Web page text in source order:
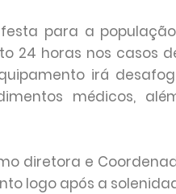
para a
24 horas nos casos
irá
médicos,
diretora e
logo após a